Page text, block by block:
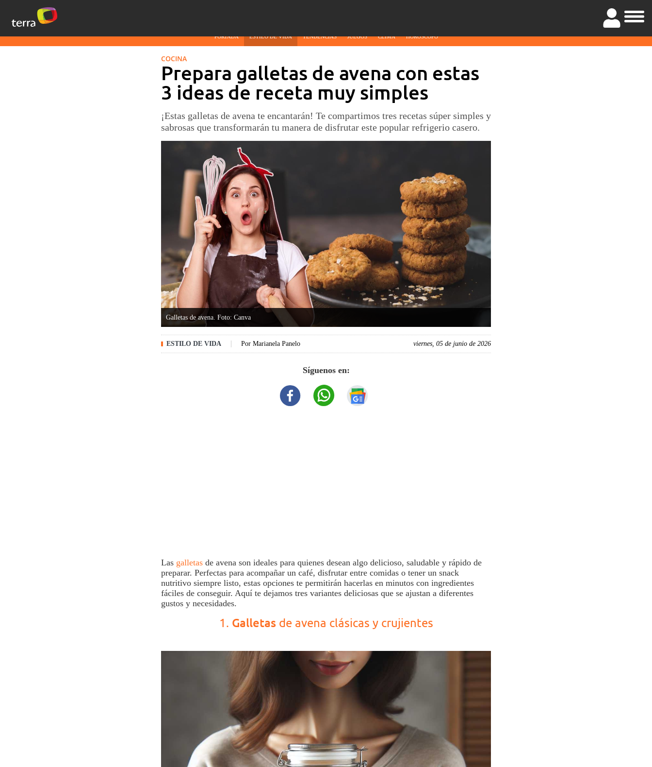
PORTADA ESTILO DE VIDA TENDENCIAS JUEGOS CLIMA HORÓSCOPO
COCINA
Prepara galletas de avena con estas
3 ideas de receta muy simples
¡Estas galletas de avena te encantarán! Te compartimos tres recetas súper simples y
sabrosas que transformarán tu manera de disfrutar este popular refrigerio casero.
Galletas de avena. Foto: Canva
ESTILO DE VIDA PorMarianela Panelo viernes, 05 de junio de 2026
Síguenos en:
Las galletasde avenason ideales para quienes desean algo delicioso, saludable y rápido de
preparar. Perfectas para acompañar un café, disfrutar entre comidas o tener un snack
nutritivo siempre listo, estas opciones te permitirán hacerlas en minutos con ingredientes
fáciles de conseguir. Aquí te dejamos tres variantes deliciosas que se ajustan a diferentes
gustos y necesidades.
1. Galletas de avena clásicas y crujientes